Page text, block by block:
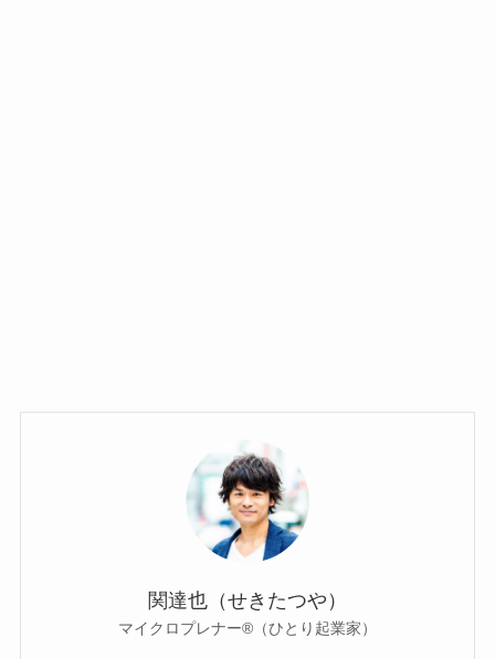
関達也（せきたつや）
マイクロプレナー®（ひとり起業家）